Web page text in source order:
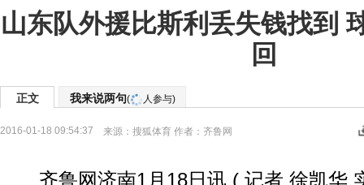
山东队外援比斯利丢失钱找到
回
正文 我来说两句( 人参与)
2016-01-18 09:54:37 来源： 搜狐体育 作者：齐鲁网
齐鲁网济南1月18日讯 ( 记者 徐凯华